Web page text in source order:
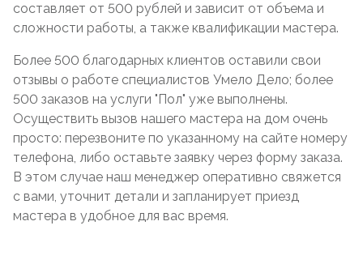
составляет от 500 рублей и зависит от объема и
сложности работы, а также квалификации мастера.
Более 500 благодарных клиентов оставили свои
отзывы о работе специалистов Умело Дело; более
500 заказов на услуги "Пол" уже выполнены.
Осуществить вызов нашего мастера на дом очень
просто: перезвоните по указанному на сайте номеру
телефона, либо оставьте заявку через форму заказа.
В этом случае наш менеджер оперативно свяжется
с вами, уточнит детали и запланирует приезд
мастера в удобное для вас время.